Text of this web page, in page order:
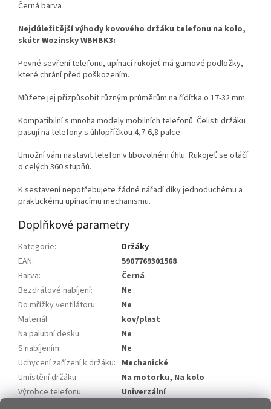
Černá barva
Nejdůležitější výhody kovového držáku telefonu na kolo,
skútr Wozinsky WBHBK3:
Pevné sevření telefonu, upínací rukojeť má gumové podložky,
které chrání před poškozením.
Můžete jej přizpůsobit různým průměrům na řídítka o 17-32 mm.
Kompatibilní s mnoha modely mobilních telefonů. Čelisti držáku
pasují na telefony s úhlopříčkou 4,7-6,8 palce.
Umožní vám nastavit telefon v libovolném úhlu. Rukojeť se otáčí
o celých 360 stupňů.
K sestavení nepotřebujete žádné nářadí díky jednoduchému a
praktickému upínacímu mechanismu.
Doplňkové parametry
Kategorie:
Držáky
EAN:
5907769301568
Barva:
Černá
Bezdrátové nabíjení:
Ne
Do mřížky ventilátoru:
Ne
Materiál:
kov/plast
Na palubní desku:
Ne
S nabíjením:
Ne
Uchycení zařízení k držáku: Mechanické
Umístění držáku:
Na motorku, Na kolo
Výrobce telefonu:
Univerzální